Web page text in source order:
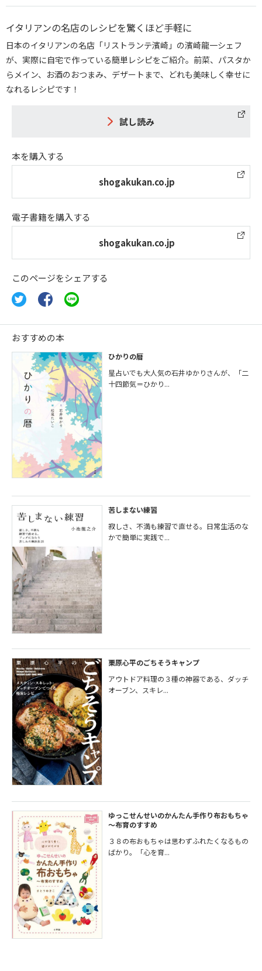
イタリアンの名店のレシピを驚くほど手軽に
日本のイタリアンの名店「リストランテ濱崎」の濱崎龍一シェフ
が、実際に自宅で作っている簡単レシピをご紹介。前菜、パスタか
らメイン、お酒のおつまみ、デザートまで、どれも美味しく幸せに
なれるレシピです！
試し読み
本を購入する
shogakukan.co.jp
電子書籍を購入する
shogakukan.co.jp
このページをシェアする
おすすめの本
ひかりの暦
星占いでも大人気の石井ゆかりさんが、「二
十四節気＝ひかり...
苦しまない練習
寂しさ、不満も練習で直せる。日常生活のな
かで簡単に実践で...
栗原心平のごちそうキャンプ
アウトドア料理の３種の神器である、ダッチ
オーブン、スキレ...
ゆっこせんせいのかんたん手作り布おもちゃ
～布育のすすめ
３８の布おもちゃは思わずふれたくなるもの
ばかり。「心を育...